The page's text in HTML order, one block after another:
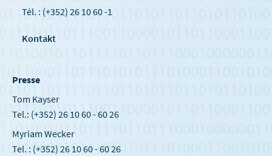
Tél. : (+352) 26 10 60 -1
Kontakt
Presse
Tom Kayser
Tel.: (+352) 26 10 60 - 60 26
Myriam Wecker
Tel. : (+352) 26 10 60 - 60 26